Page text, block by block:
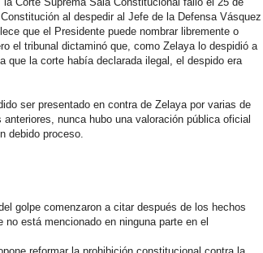
al despedir al Jefe de la Defensa Vásquez
que el Presidente puede nombrar libremente o
el tribunal dictaminó que, como Zelaya lo despidió a
que la corte había declarada ilegal, el despido era
ser presentado en contra de Zelaya por varias de
nunca hubo una valoración pública oficial
debido proceso.
golpe comenzaron a citar después de los hechos
está mencionado en ninguna parte en el